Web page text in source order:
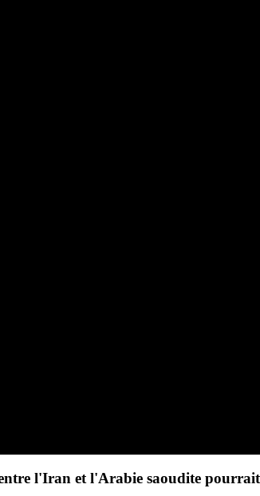
l'Iran et l'Arabie saoudite